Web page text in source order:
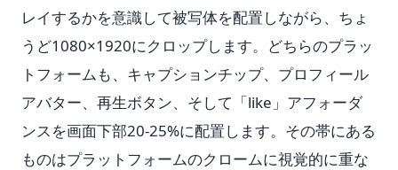
レイするかを意識して被写体を配置しながら、ちょ
うど1080×1920にクロップします。どちらのプラッ
トフォームも、キャプションチップ、プロフィール
アバター、再生ボタン、そして「like」アフォーダ
ンスを画面下部20-25%に配置します。その帯にある
ものはプラットフォームのクロームに視覚的に重な